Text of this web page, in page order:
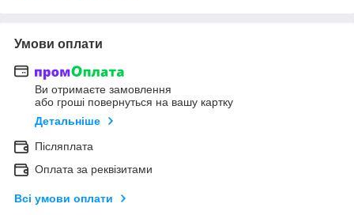
Умови оплати
Ви отримаєте замовлення
або гроші повернуться на вашу картку
Детальніше
Післяплата
Оплата за реквізитами
Всі умови оплати